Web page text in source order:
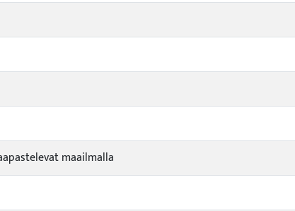
maailmalla